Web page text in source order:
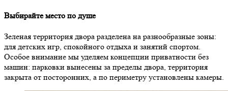
Выбирайте место по душе
Зеленая территория двора разделена на разнообразные зоны:
для детских игр, спокойного отдыха и занятий спортом.
Особое внимание мы уделяем концепции приватности без
машин: парковки вынесены за пределы двора, территория
закрыта от посторонних, а по периметру установлены камеры.